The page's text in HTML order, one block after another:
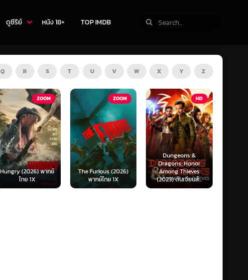
ดูซีรีย์ หนัง 18+ TOP IMDB
Q R S T U V W X Y Z
ZOOM
The Furious (2026)
พากย์ไทย 1X
HD
Dungeons &
Dragons: Honor
Among Thieves
(2023) ดันเจียนส์...
HD
Ready or Not 2: Here
I Come (2026) เกม
พร้อมตาย 2 (พากย์
ไทย)